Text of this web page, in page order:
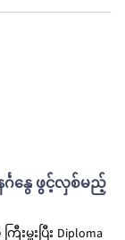
ဂနွေ ဖွင့်လှစ်မည့်
မှူးပြီး Diploma